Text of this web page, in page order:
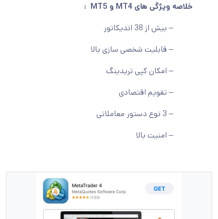
خلاصه ویژگی هایMT4 و MT5
:
– بیش از 38 اندیکاتور
– قابلیت شخصی سازی بالا
– امکان کپی تریدینگ
– تقویم اقتصادی
– 3 نوع دستور معاملاتی
– امنیت بالا